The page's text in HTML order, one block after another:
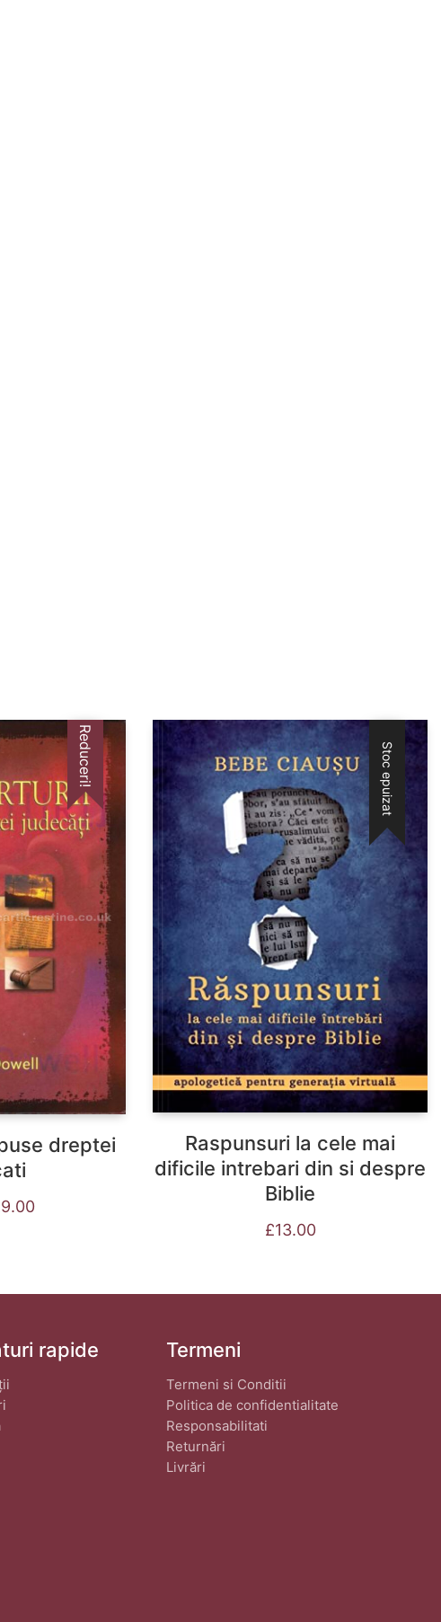
Reduceri!
dreptei
9.00Prețul
Stoc epuizat
Raspunsuri la cele mai
dificile intrebari din si despre
Biblie
£13.00
rapide Termeni
Termeni si Conditii
Politica de confidentialitate
Responsabilitati
Returnări
Livrări